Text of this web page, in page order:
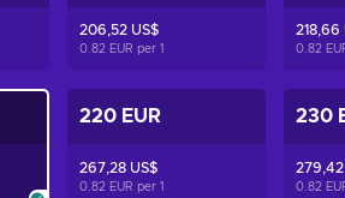
206,52 US$
0.82 EUR per 1
218,66
0.82
220 EUR
267,28 US$
0.82 EUR per 1
230
279,42
0.82